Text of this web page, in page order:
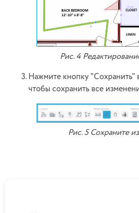
Рис. 4
Нажмите кнопку "Сохранить"
чтобы сохранить все
Рис. 5 Сохраните